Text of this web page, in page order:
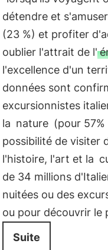
détendre et
(23 %) et profiter
oublier l'attrait de l'
l'excellence d'un
données sont
excursionnistes
la nature (pour
possibilité de visiter
l'histoire, l'art et la
de 34 millions
nuitées ou des
ou pour découvrir le
Suite